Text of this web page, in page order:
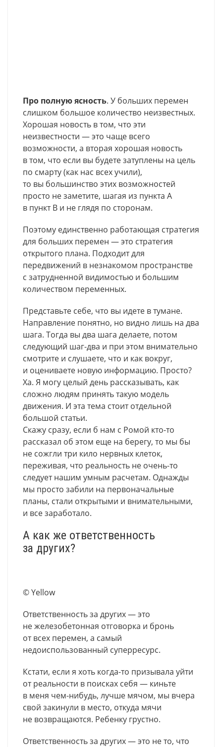
Про полную ясность. У больших перемен
слишком большое количество неизвестных.
Хорошая новость в том, что эти
неизвестности — это чаще всего
возможности, а вторая хорошая новость
в том, что если вы будете затуплены на цель
по смарту (как нас всех учили),
то вы большинство этих возможностей
просто не заметите, шагая из пункта А
в пункт В и не глядя по сторонам.
Поэтому единственно работающая стратегия
для больших перемен — это стратегия
открытого плана. Подходит для
передвижений в незнакомом пространстве
с затрудненной видимостью и большим
количеством переменных.
Представьте себе, что вы идете в тумане.
Направление понятно, но видно лишь на два
шага. Тогда вы два шага делаете, потом
следующий шаг-два и при этом внимательно
смотрите и слушаете, что и как вокруг,
и оцениваете новую информацию. Просто?
Ха. Я могу целый день рассказывать, как
сложно людям принять такую модель
движения. И эта тема стоит отдельной
большой статьи.
Скажу сразу, если б нам с Ромой кто-то
рассказал об этом еще на берегу, то мы бы
не сожгли три кило нервных клеток,
переживая, что реальность не очень-то
следует нашим умным расчетам. Однажды
мы просто забили на первоначальные
планы, стали открытыми и внимательными,
и все заработало.
А как же ответственность
за других?
© Yellow
Ответственность за других — это
не железобетонная отговорка и бронь
от всех перемен, а самый
недоиспользованный суперресурс.
Кстати, если я хоть когда-то призывала уйти
от реальности в поисках себя — киньте
в меня чем-нибудь, лучше мячом, мы вчера
свой закинули в место, откуда мячи
не возвращаются. Ребенку грустно.
Ответственность за других — это не то, что